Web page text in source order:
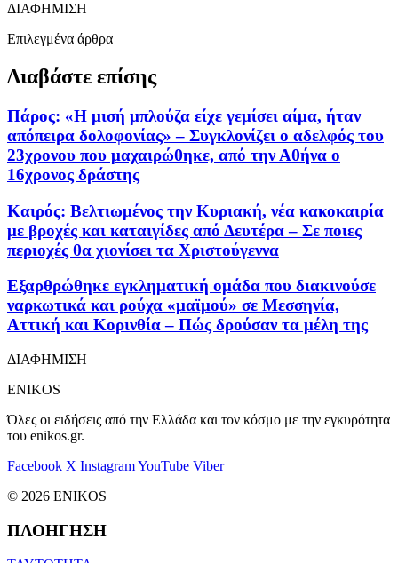
ΔΙΑΦΗΜΙΣΗ
Επιλεγμένα άρθρα
Διαβάστε επίσης
Πάρος: «Η μισή μπλούζα είχε γεμίσει αίμα, ήταν
απόπειρα δολοφονίας» – Συγκλονίζει ο αδελφός του
23χρονου που μαχαιρώθηκε, από την Αθήνα ο
16χρονος δράστης
Καιρός: Βελτιωμένος την Κυριακή, νέα κακοκαιρία
με βροχές και καταιγίδες από Δευτέρα – Σε ποιες
περιοχές θα χιονίσει τα Χριστούγεννα
Εξαρθρώθηκε εγκληματική ομάδα που διακινούσε
ναρκωτικά και ρούχα «μαϊμού» σε Μεσσηνία,
Αττική και Κορινθία – Πώς δρούσαν τα μέλη της
ΔΙΑΦΗΜΙΣΗ
ENIKOS
Όλες οι ειδήσεις από την Ελλάδα και τον κόσμο με την εγκυρότητα
του enikos.gr.
Facebook X InstagramYouTube Viber
© 2026 ENIKOS
ΠΛΟΗΓΗΣΗ